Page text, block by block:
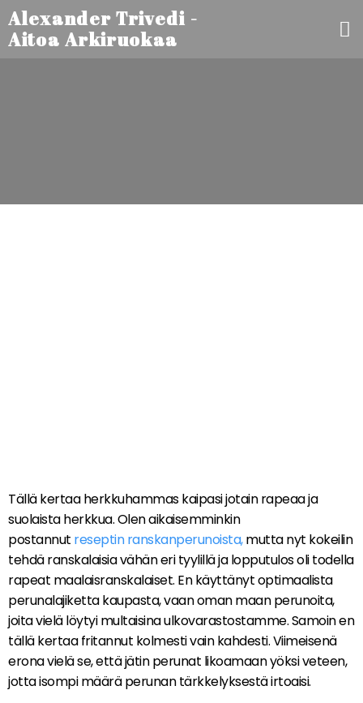
Alexander Trivedi -
Aitoa Arkiruokaa
Tällä kertaa herkkuhammas kaipasi jotain rapeaa ja
suolaista herkkua. Olen aikaisemminkin
postannut reseptin ranskanperunoista,mutta nyt kokeilin
tehdä ranskalaisia vähän eri tyylillä ja lopputulos oli todella
rapeat maalaisranskalaiset. En käyttänyt optimaalista
perunalajiketta kaupasta, vaan oman maan perunoita,
joita vielä löytyi multaisina ulkovarastostamme. Samoin en
tällä kertaa fritannut kolmesti vain kahdesti. Viimeisenä
erona vielä se, että jätin perunat likoamaan yöksi veteen,
jotta isompi määrä perunan tärkkelyksestä irtoaisi.